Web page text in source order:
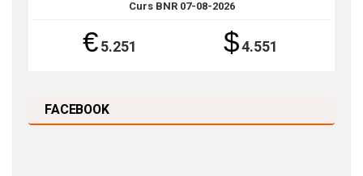
Curs BNR 07-08-2026
€5.251 $4.551
FACEBOOK